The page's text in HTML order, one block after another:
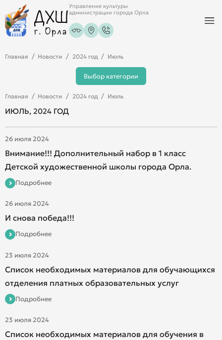
Управление культуры
администрации города Орла
Главная Новости 2024 год Июль
Выбор категории
Главная Новости 2024 год Июль
ИЮЛЬ, 2024 ГОД
26 июля 2024
Внимание!!! Дополнительный набор в 1 класс
Детской художественной школы города Орла.
Подробнее
26 июля 2024
И снова победа!!!
Подробнее
23 июля 2024
Список необходимых материалов для обучающихся
отделения платных образовательных услуг
Подробнее
23 июля 2024
Список необходимых материалов для обучения в